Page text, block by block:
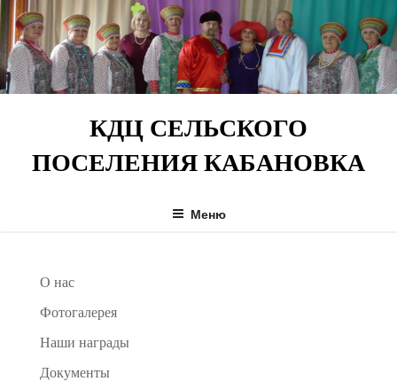
Перейти
к
содержимому
КДЦ СЕЛЬСКОГО
ПОСЕЛЕНИЯ КАБАНОВКА
Меню
О нас
Фотогалерея
Наши награды
Документы